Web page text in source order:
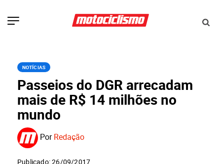
NOTÍCIAS
Passeios do DGR arrecadam
mais de R$ 14 milhões no
mundo
PorRedação
Publicado: 26/09/2017